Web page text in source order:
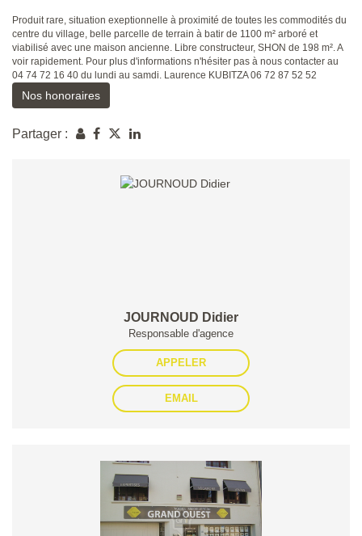
Produit rare, situation exeptionnelle à proximité de toutes les commodités du
centre du village, belle parcelle de terrain à batir de 1100 m² arboré et
viabilisé avec une maison ancienne. Libre constructeur, SHON de 198 m². A
voir rapidement. Pour plus d'informations n'hésiter pas à nous contacter au
04 74 72 16 40 du lundi au samdi. Laurence KUBITZA 06 72 87 52 52
Nos honoraires
Partager :
JOURNOUD Didier
Responsable d'agence
APPELER
EMAIL